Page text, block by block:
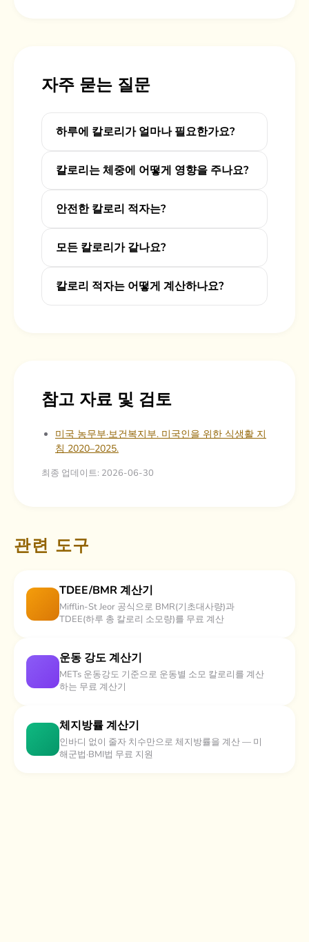
자주 묻는 질문
하루에 칼로리가 얼마나 필요한가요?
칼로리는 체중에 어떻게 영향을 주나요?
안전한 칼로리 적자는?
모든 칼로리가 같나요?
칼로리 적자는 어떻게 계산하나요?
참고 자료 및 검토
미국 농무부·보건복지부. 미국인을 위한 식생활 지
침 2020–2025.
최종 업데이트: 2026-06-30
관련 도구
TDEE/BMR 계산기
Mifflin-St Jeor 공식으로 BMR(기초대사량)과
TDEE(하루 총 칼로리 소모량)를 무료 계산
운동 강도 계산기
METs 운동강도 기준으로 운동별 소모 칼로리를 계산
하는 무료 계산기
체지방률 계산기
인바디 없이 줄자 치수만으로 체지방률을 계산 — 미
해군법·BMI법 무료 지원